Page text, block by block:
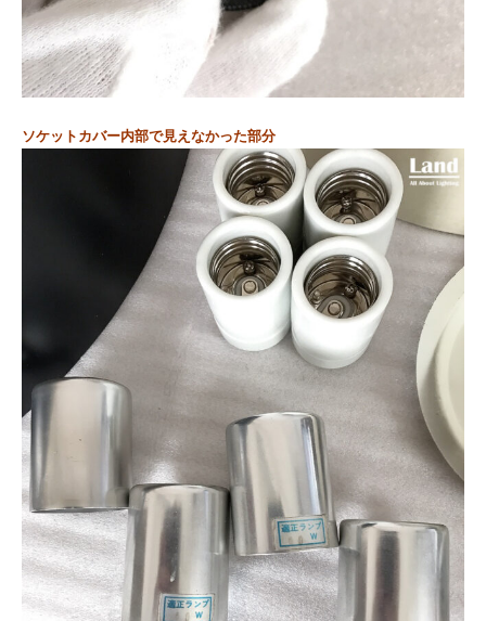
ソケットカバー内部で見えなかった部分